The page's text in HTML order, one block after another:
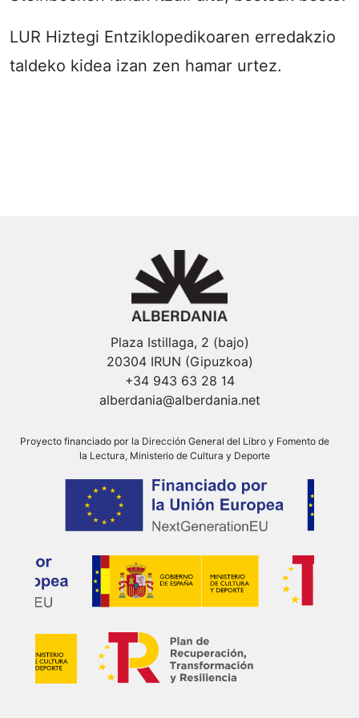
LUR Hiztegi Entziklopedikoaren erredakzio
taldeko kidea izan zen hamar urtez.
Plaza Istillaga, 2 (bajo)
20304 IRUN (Gipuzkoa)
+34 943 63 28 14
alberdania@alberdania.net
Proyecto financiado por la Dirección General del Libro y Fomento de
la Lectura, Ministerio de Cultura y Deporte